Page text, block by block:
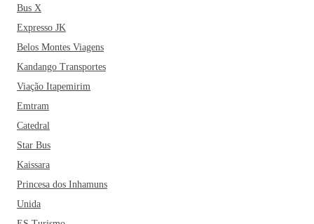
Bus X
Expresso JK
Belos Montes Viagens
Kandango Transportes
Viação Itapemirim
Emtram
Catedral
Star Bus
Kaissara
Princesa dos Inhamuns
Unida